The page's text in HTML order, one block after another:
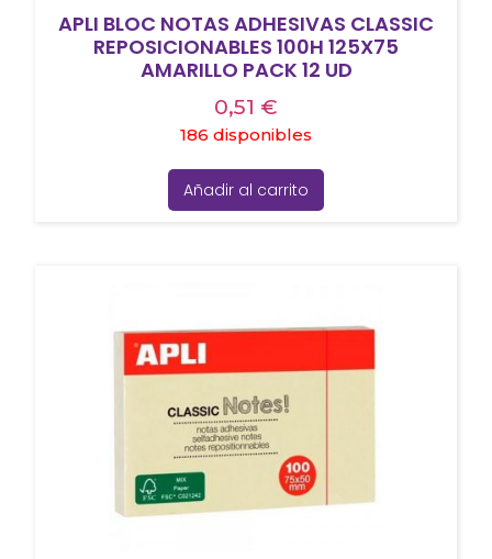
APLI BLOC NOTAS ADHESIVAS CLASSIC
REPOSICIONABLES 100H 125X75
AMARILLO PACK 12 UD
0,51 €
186 disponibles
Añadir al carrito